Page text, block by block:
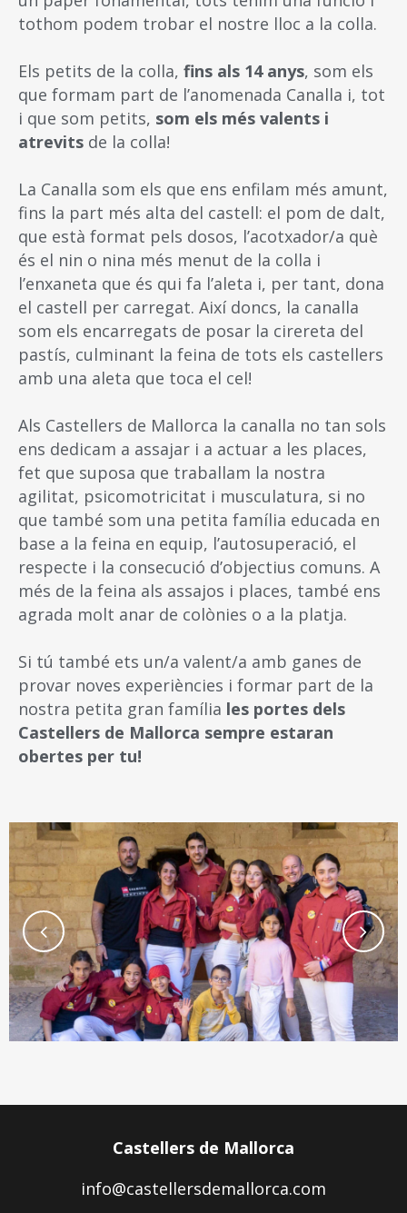
tothom podem trobar el nostre lloc a la colla.
Els petits de la colla, fins als 14 anys, som els
que formam part de l’anomenada Canalla i, tot
i que som petits, som els més valents i
atrevits de la colla!
La Canalla som els que ens enfilam més amunt,
fins la part més alta del castell: el pom de dalt,
que està format pels dosos, l’acotxador/a què
és el nin o nina més menut de la colla i
l’enxaneta que és qui fa l’aleta i, per tant, dona
el castell per carregat. Així doncs, la canalla
som els encarregats de posar la cirereta del
pastís, culminant la feina de tots els castellers
amb una aleta que toca el cel!
Als Castellers de Mallorca la canalla no tan sols
ens dedicam a assajar i a actuar a les places,
fet que suposa que traballam la nostra
agilitat, psicomotricitat i musculatura, si no
que també som una petita família educada en
base a la feina en equip, l’autosuperació, el
respecte i la consecució d’objectius comuns. A
més de la feina als assajos i places, també ens
agrada molt anar de colònies o a la platja.
Si tú també ets un/a valent/a amb ganes de
provar noves experiències i formar part de la
nostra petita gran família les portes dels
Castellers de Mallorca sempre estaran
obertes per tu!
Castellers de Mallorca
info@castellersdemallorca.com